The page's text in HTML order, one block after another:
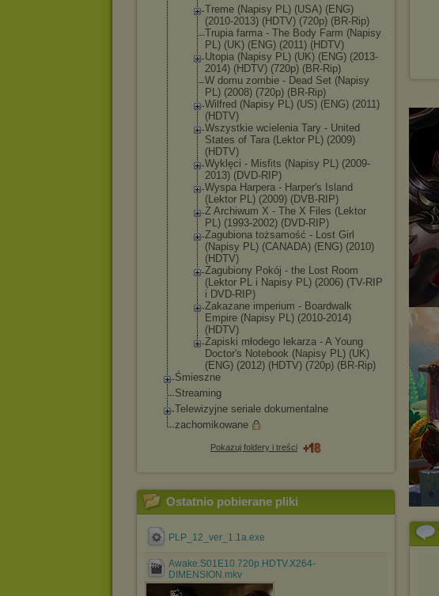
Treme (Napisy PL) (USA) (ENG)
(2010-2013) (HDTV) (720p) (BR-Rip)
Trupia farma - The Body Farm (Napisy
PL) (UK) (ENG) (2011) (HDTV)
Utopia (Napisy PL) (UK) (ENG) (2013-
2014) (HDTV) (720p) (BR-Rip)
W domu zombie - Dead Set (Napisy
PL) (2008) (720p) (BR-Rip)
Wilfred (Napisy PL) (US) (ENG) (2011)
(HDTV)
Wszystkie wcielenia Tary - United
States of Tara (Lektor PL) (2009)
(HDTV)
Wyklęci - Misfits (Napisy PL) (2009-
2013) (DVD-RIP)
Wyspa Harpera - Harper's Island
(Lektor PL) (2009) (DVB-RIP)
Z Archiwum X - The X Files (Lektor
PL) (1993-2002) (DVD-RIP)
Zagubiona tożsamość - Lost Girl
(Napisy PL) (CANADA) (ENG) (2010)
(HDTV)
Zagubiony Pokój - the Lost Room
(Lektor PL i Napisy PL) (2006) (TV-RIP
i DVD-RIP)
Zakazane imperium - Boardwalk
Empire (Napisy PL) (2010-2014)
(HDTV)
Zapiski młodego lekarza - A Young
Doctor's Notebook (Napisy PL) (UK)
(ENG) (2012) (HDTV) (720p) (BR-Rip)
Śmieszne
Streaming
Telewizyjne seriale dokumentalne
zachomikowane
Pokazuj foldery i treści
Ostatnio pobierane pliki
PLP_12_ver_1.1a.exe
Awake.S01E10.720p.HDTV.X264-
DIMENSION.mkv